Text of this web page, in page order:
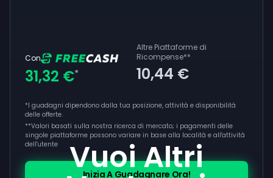
Con
31,32 €*
Altre Piattaforme di
Ricompense**
10,44 €
*I guadagni dipendono dalla tua posizione, attività e disponibilità
delle offerte.
**Valori basati sulla nostra ricerca di mercato; i pagamenti delle
singole piattaforme possono variare in base alla località e all'attività
dell'utente
Inizia A Guadagnare Ora!
Vuoi Altri